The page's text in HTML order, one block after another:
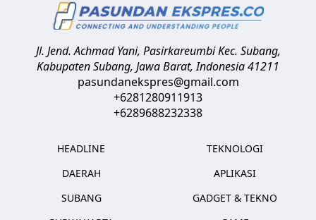
Jl. Jend. Achmad Yani, Pasirkareumbi Kec. Subang,
Kabupaten Subang, Jawa Barat,Indonesia41211
pasundanekspres@gmail.com
+6281280911913
+6289688232338
HEADLINE
DAERAH
SUBANG
TEKNOLOGI
APLIKASI
GADGET & TEKNO